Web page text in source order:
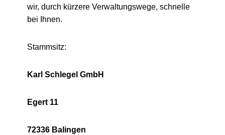
wir, durch kürzere Verwaltungswege, schnelle
bei Ihnen.
Stammsitz:
Karl Schlegel GmbH
Egert 11
72336 Balingen